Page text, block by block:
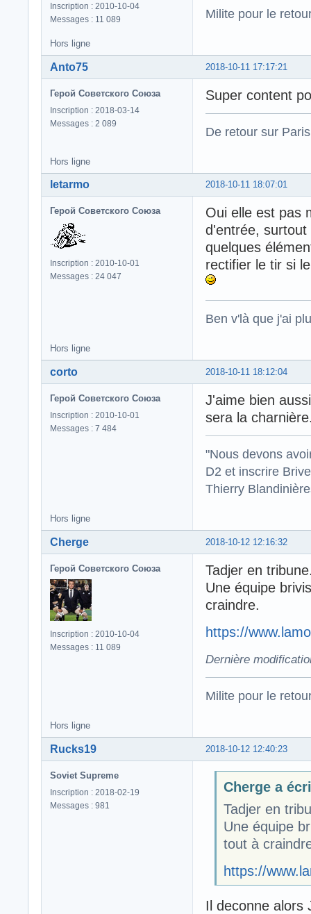
Inscription : 2010-10-04
Messages : 11 089
Milite pour le
Hors ligne
2018-10-11 17:17:21
Anto75
Герой Советского Союза
Inscription : 2018-03-14
Messages : 2 089
Super content
De retour sur Paris
Hors ligne
2018-10-11 18:07:01
letarmo
Герой Советского Союза
Inscription : 2010-10-01
Messages : 24 047
Oui elle est pas
d'entrée,
quelques
rectifier le tir si
Ben v'là que j'ai
Hors ligne
2018-10-11 18:12:04
corto
Герой Советского Союза
Inscription : 2010-10-01
Messages : 7 484
J'aime bien
sera la
"Nous devons
D2 et inscrire
Thierry
Hors ligne
2018-10-12 12:16:32
Cherge
Герой Советского Союза
Inscription : 2010-10-04
Messages : 11 089
Tadjer en
Une équipe
craindre.
https://
Dernière
Milite pour le
Hors ligne
2018-10-12 12:40:23
Rucks19
Soviet Supreme
Inscription : 2018-02-19
Messages : 981
Cherge a
Tadjer en
Une équipe
tout à
https://
Il deconne alors